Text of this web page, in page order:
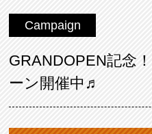
Campaign
GRANDOPEN記念
ーン開催中♬